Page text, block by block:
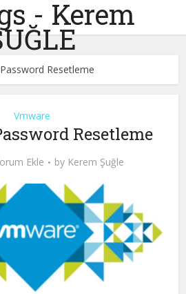
- Kerem
Resetleme
Vmware
Resetleme
Ekle by Kerem Şuğle